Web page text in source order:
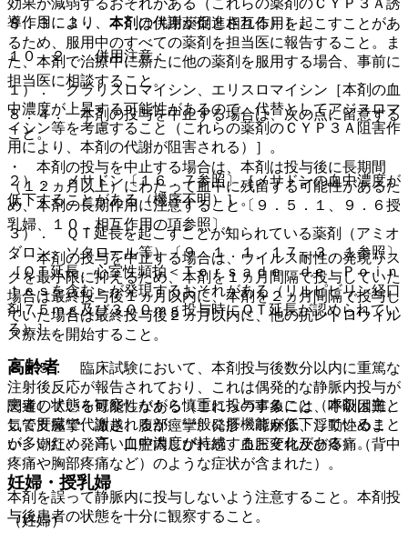
導作用により、本剤の代謝が促進される）］。
１０．２． 併用注意：
１）． クラリスロマイシン、エリスロマイシン［本剤の血
中濃度が上昇する可能性があるので、代替としてアジスロマ
イシン等を考慮すること（これらの薬剤のＣＹＰ３Ａ阻害作
用により、本剤の代謝が阻害される）］。
２）． メサドン〔１６．７参照〕［メサドンの血中濃度が
低下することがある（機序不明）］。
３）． ＱＴ延長を起こすことが知られている薬剤（アミオ
ダロン、ソタロール等）〔９．１．１、１７．３．１参照〕
［ＱＴ延長、心室性頻拍＜Ｔｏｒｓａｄｅ ｄｅ Ｐｏｉｎ
ｔｅｓを含む＞が発現するおそれがある（リルピビリン経口
剤７５ｍｇ及び３００ｍｇ投与時にＱＴ延長が認められてい
る）］。
高齢者
患者の状態を観察しながら慎重に投与すること（本剤は主と
して肝臓で代謝されるが、一般に肝機能が低下していること
が多いため、高い血中濃度が持続するおそれがある）。
妊婦・授乳婦
（妊婦）
８．３．３． 本剤は併用薬剤と相互作用を起こすことがあ
るため、服用中のすべての薬剤を担当医に報告すること。ま
た、本剤で治療中に新たに他の薬剤を服用する場合、事前に
担当医に相談すること。
８．４． 本剤の投与を中止する場合は、次の点に留意する
こと。
・ 本剤の投与を中止する場合は、本剤は投与後に長期間
（１２ヵ月以上）にわたって血中に残留する可能性があるた
め、本剤の長期作用に注意すること〔９．５．１、９．６授
乳婦、１０．相互作用の項参照〕。
・ 本剤の投与を中止する場合は、ウイルス耐性の発現リス
クを最小限に抑えるため、本剤を１ヵ月間隔で投与していた
場合は最終投与後１ヵ月以内に、本剤を２ヵ月間隔で投与し
ていた場合は最終投与後２ヵ月以内に、他の抗レトロウイル
ス療法を開始すること。
８．５． 臨床試験において、本剤投与後数分以内に重篤な
注射後反応が報告されており、これは偶発的な静脈内投与が
関連している可能性がある（これらの事象には、呼吸困難、
気管支痙攣、激越、腹部痙攣、発疹・蕁麻疹、浮動性めま
い、潮紅、発汗、口腔内しびれ感、血圧変化及び疼痛（背中
疼痛や胸部疼痛など）のような症状が含まれた）。
本剤を誤って静脈内に投与しないよう注意すること。本剤投
与後患者の状態を十分に観察すること。